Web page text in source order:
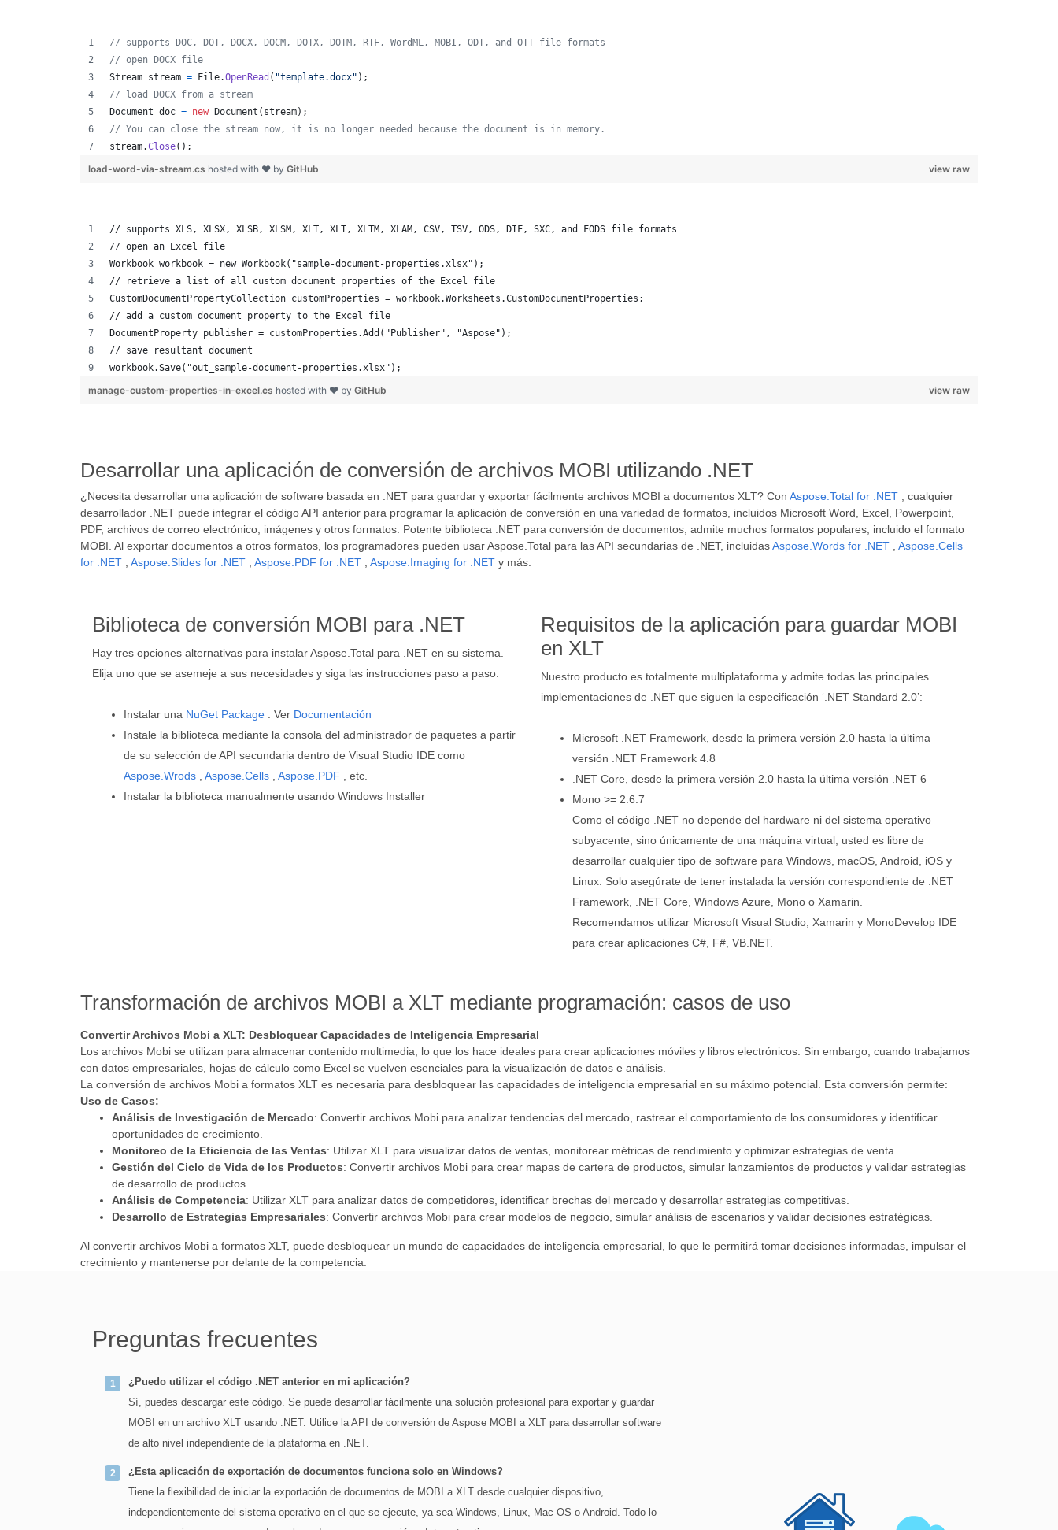
// supports DOC, DOT, DOCX, DOCM, DOTX, DOTM, RTF, WordML, MOBI, ODT, and OTT file formats
// open DOCX file
Stream stream = File.OpenRead ( "template.docx" ) ;
// load DOCX from a stream
Document doc = new Document ( stream) ;
// You can close the stream now, it is no longer needed because the document is in memory.
stream.Close( ) ;
view raw
load-word-via-stream.cs hosted with ❤ by GitHub
// supports XLS, XLSX, XLSB, XLSM, XLT, XLT, XLTM, XLAM, CSV, TSV, ODS, DIF, SXC, and FODS file formats
// open an Excel file
Workbook workbook = new Workbook("sample-document-properties.xlsx");
// retrieve a list of all custom document properties of the Excel file
CustomDocumentPropertyCollection customProperties = workbook.Worksheets.CustomDocumentProperties;
// add a custom document property to the Excel file
DocumentProperty publisher = customProperties.Add("Publisher", "Aspose");
// save resultant document
workbook.Save("out_sample-document-properties.xlsx");
view raw
manage-custom-properties-in-excel.cs hosted with ❤ by GitHub
Desarrollar una aplicación de conversión de archivos MOBI utilizando .NET
¿Necesita desarrollar una aplicación de software basada en .NET para guardar y exportar fácilmente archivos MOBI a documentos XLT? Con Aspose.Total for .NET , cualquier
desarrollador .NET puede integrar el código API anterior para programar la aplicación de conversión en una variedad de formatos, incluidos Microsoft Word, Excel, Powerpoint,
PDF, archivos de correo electrónico, imágenes y otros formatos. Potente biblioteca .NET para conversión de documentos, admite muchos formatos populares, incluido el formato
MOBI. Al exportar documentos a otros formatos, los programadores pueden usar Aspose.Total para las API secundarias de .NET, incluidasAspose.Words for .NET
Aspose.Cells
for .NET
Aspose.Slides for .NET Aspose.PDF for .NET Aspose.Imaging for .NET y más.
Biblioteca de conversión MOBI para .NET
Hay tres opciones alternativas para instalar Aspose.Total para .NET en su sistema.
Elija uno que se asemeje a sus necesidades y siga las instrucciones paso a paso:
Instalar una NuGet Package . Ver Documentación
Instale la biblioteca mediante la consola del administrador de paquetes a partir
de su selección de API secundaria dentro de Visual Studio IDE como
Aspose.Wrods
Aspose.Cells Aspose.PDF , etc.
Instalar la biblioteca manualmente usando Windows Installer
Requisitos de la aplicación para guardar MOBI
en XLT
Nuestro producto es totalmente multiplataforma y admite todas las principales
implementaciones de .NET que siguen la especificación ‘.NET Standard 2.0’:
Microsoft .NET Framework, desde la primera versión 2.0 hasta la última
versión .NET Framework 4.8
.NET Core, desde la primera versión 2.0 hasta la última versión .NET 6
Mono >= 2.6.7
Como el código .NET no depende del hardware ni del sistema operativo
subyacente, sino únicamente de una máquina virtual, usted es libre de
desarrollar cualquier tipo de software para Windows, macOS, Android, iOS y
Linux. Solo asegúrate de tener instalada la versión correspondiente de .NET
Framework, .NET Core, Windows Azure, Mono o Xamarin.
Recomendamos utilizar Microsoft Visual Studio, Xamarin y MonoDevelop IDE
para crear aplicaciones C#, F#, VB.NET.
Transformación de archivos MOBI a XLT mediante programación: casos de uso
Convertir Archivos Mobi a XLT: Desbloquear Capacidades de Inteligencia Empresarial
Los archivos Mobi se utilizan para almacenar contenido multimedia, lo que los hace ideales para crear aplicaciones móviles y libros electrónicos. Sin embargo, cuando trabajamos
con datos empresariales, hojas de cálculo como Excel se vuelven esenciales para la visualización de datos e análisis.
La conversión de archivos Mobi a formatos XLT es necesaria para desbloquear las capacidades de inteligencia empresarial en su máximo potencial. Esta conversión permite:
Uso de Casos:
Análisis de Investigación de Mercado: Convertir archivos Mobi para analizar tendencias del mercado, rastrear el comportamiento de los consumidores y identificar
oportunidades de crecimiento.
Monitoreo de la Eficiencia de las Ventas: Utilizar XLT para visualizar datos de ventas, monitorear métricas de rendimiento y optimizar estrategias de venta.
Gestión del Ciclo de Vida de los Productos: Convertir archivos Mobi para crear mapas de cartera de productos, simular lanzamientos de productos y validar estrategias
de desarrollo de productos.
Análisis de Competencia: Utilizar XLT para analizar datos de competidores, identificar brechas del mercado y desarrollar estrategias competitivas.
Desarrollo de Estrategias Empresariales: Convertir archivos Mobi para crear modelos de negocio, simular análisis de escenarios y validar decisiones estratégicas.
Al convertir archivos Mobi a formatos XLT, puede desbloquear un mundo de capacidades de inteligencia empresarial, lo que le permitirá tomar decisiones informadas, impulsar el
crecimiento y mantenerse por delante de la competencia.
Preguntas frecuentes
¿Puedo utilizar el código .NET anterior en mi aplicación?
Sí, puedes descargar este código. Se puede desarrollar fácilmente una solución profesional para exportar y guardar
MOBI en un archivo XLT usando .NET. Utilice la API de conversión de Aspose MOBI a XLT para desarrollar software
de alto nivel independiente de la plataforma en .NET.
¿Esta aplicación de exportación de documentos funciona solo en Windows?
Tiene la flexibilidad de iniciar la exportación de documentos de MOBI a XLT desde cualquier dispositivo,
independientemente del sistema operativo en el que se ejecute, ya sea Windows, Linux, Mac OS o Android. Todo lo